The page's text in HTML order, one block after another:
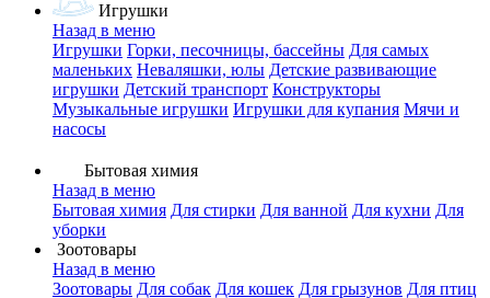
Игрушки
Назад в меню
Игрушки Горки, песочницы, бассейны Для самых
маленьких Неваляшки, юлы Детские развивающие
игрушки Детский транспорт Конструкторы
Музыкальные игрушки Игрушки для купания Мячи и
насосы
Бытовая химия
Назад в меню
Бытовая химия Для стирки Для ванной Для кухни Для
уборки
Зоотовары
Назад в меню
Зоотовары Для собак Для кошек Для грызунов Для птиц